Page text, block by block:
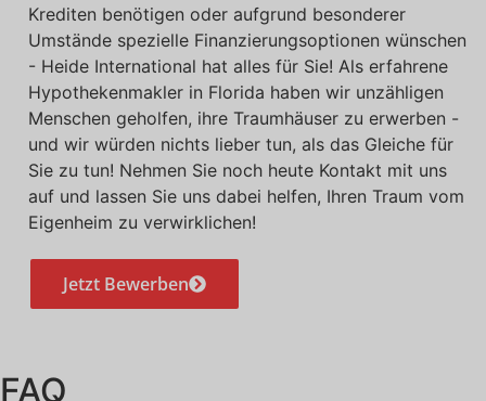
Krediten benötigen oder aufgrund besonderer
Umstände spezielle Finanzierungsoptionen wünschen
- Heide International hat alles für Sie! Als erfahrene
Hypothekenmakler in Florida haben wir unzähligen
Menschen geholfen, ihre Traumhäuser zu erwerben -
und wir würden nichts lieber tun, als das Gleiche für
Sie zu tun! Nehmen Sie noch heute Kontakt mit uns
auf und lassen Sie uns dabei helfen, Ihren Traum vom
Eigenheim zu verwirklichen!
Jetzt Bewerben
FAQ